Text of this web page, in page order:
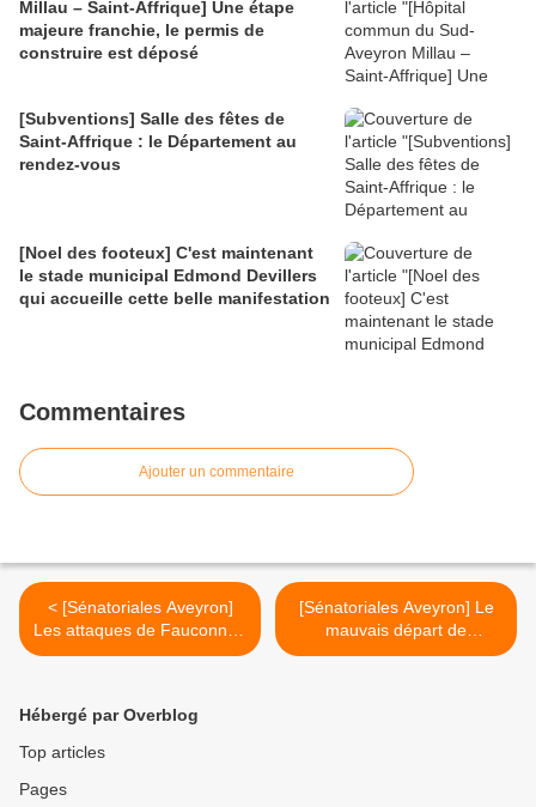
Millau – Saint-Affrique] Une étape
majeure franchie, le permis de
construire est déposé
[Subventions] Salle des fêtes de
Saint-Affrique : le Département au
rendez-vous
[Noel des footeux] C'est maintenant
le stade municipal Edmond Devillers
qui accueille cette belle manifestation
Commentaires
Ajouter un commentaire
< [Sénatoriales Aveyron]
Les attaques de Fauconnier
!
[Sénatoriales Aveyron] Le
mauvais départ de
Fauconnier ! >
Hébergé par Overblog
Top articles
Pages